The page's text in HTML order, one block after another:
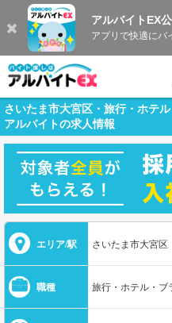
アルバイトEX
アプリで快適にバ
さいたま市大宮区・旅行・ホテ
アルバイトの求人情報
エリア/駅 さいたま市大宮区
職種 旅行・ホテル・ブ